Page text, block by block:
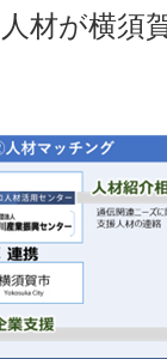
材が横須